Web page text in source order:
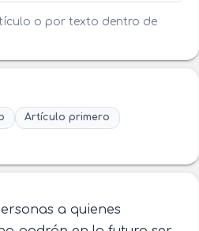
o por texto dentro de
Artículo primero
a quienes